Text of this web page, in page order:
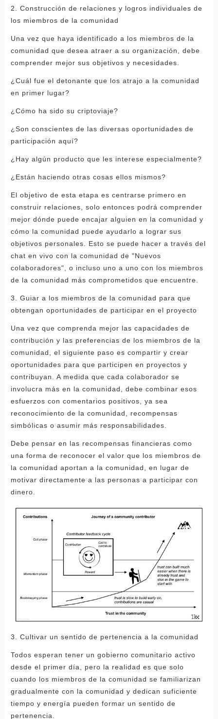
2. Construcción de relaciones y logros individuales de
los miembros de la comunidad
Una vez que haya identificado a los miembros de la
comunidad que desea atraer a su organización, debe
comprender mejor sus objetivos y necesidades.
¿Cuál fue el detonante que los atrajo a la comunidad
en primer lugar?
¿Cómo ha sido su criptoviaje?
¿Son conscientes de las diversas oportunidades de
participación aquí?
¿Hay algún producto que les interese especialmente?
¿Están haciendo otras cosas ellos mismos?
El objetivo de esta etapa es centrarse primero en
construir relaciones, solo entonces podrá comprender
mejor dónde puede encajar alguien en la comunidad y
cómo la comunidad puede ayudarlo a lograr sus
objetivos personales. Esto se puede hacer a través del
chat en vivo con la comunidad de "Nuevos
colaboradores", o incluso uno a uno con los miembros
de la comunidad más comprometidos que encuentre.
3. Guiar a los miembros de la comunidad para que
obtengan oportunidades de participar en el proyecto
Una vez que comprenda mejor las capacidades de
contribución y las preferencias de los miembros de la
comunidad, el siguiente paso es compartir y crear
oportunidades para que participen en proyectos y
contribuyan. A medida que cada colaborador se
involucra más en la comunidad, debe combinar esos
esfuerzos con comentarios positivos, ya sea
reconocimiento de la comunidad, recompensas
simbólicas o asumir más responsabilidades.
Debe pensar en las recompensas financieras como
una forma de reconocer el valor que los miembros de
la comunidad aportan a la comunidad, en lugar de
motivar directamente a las personas a participar con
dinero.
3. Cultivar un sentido de pertenencia a la comunidad
Todos esperan tener un gobierno comunitario activo
desde el primer día, pero la realidad es que solo
cuando los miembros de la comunidad se familiarizan
gradualmente con la comunidad y dedican suficiente
tiempo y energía pueden formar un sentido de
pertenencia.